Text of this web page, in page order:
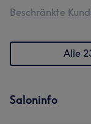
Beschränkte
Alle
Saloninfo